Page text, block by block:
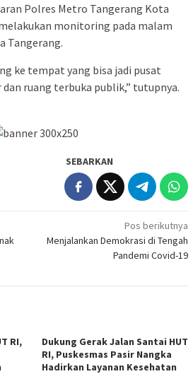
Polres Metro Tangerang Kota
monitoring pada malam
Tangerang.
ke tempat yang bisa jadi pusat
ruang terbuka publik,” tutupnya.
SEBARKAN
Pos berikutnya
Menjalankan Demokrasi di Tengah
Pandemi Covid-19
RI,
Dukung Gerak Jalan Santai HUT
RI, Puskesmas Pasir Nangka
Hadirkan Layanan Kesehatan